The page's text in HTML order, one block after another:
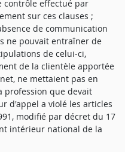
contrôle effectué par
sur ces clauses ;
de communication
ne pouvait entraîner de
de celui-ci,
de la clientèle apportée
ne mettaient pas en
profession que devait
d'appel a violé les articles
modifié par décret du 17
intérieur national de la